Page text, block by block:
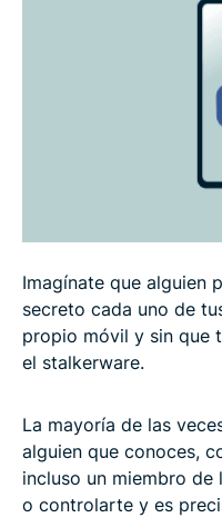
Cómo detectar y
Imagínate que alguien
secreto cada uno de
propio móvil y sin que
el stalkerware.
La mayoría de las
alguien que conoces,
incluso un miembro
o controlarte y es